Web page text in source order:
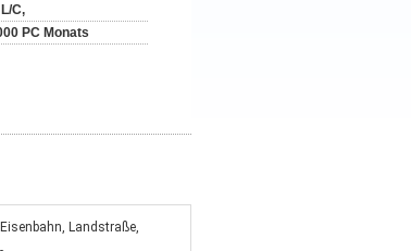
C,
PC Monats
Landstraße,